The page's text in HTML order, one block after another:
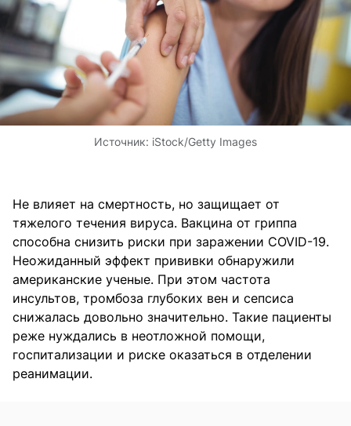
Источник: iStock/Getty Images
Не влияет на смертность, но защищает от
тяжелого течения вируса. Вакцина от гриппа
способна снизить риски при заражении COVID-19.
Неожиданный эффект прививки обнаружили
американские ученые. При этом частота
инсультов, тромбоза глубоких вен и сепсиса
снижалась довольно значительно. Такие пациенты
реже нуждались в неотложной помощи,
госпитализации и риске оказаться в отделении
реанимации.